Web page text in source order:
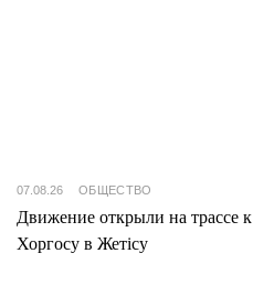
07.08.26 ОБЩЕСТВО
Движение открыли на трассе к
Хоргосу в Жетісу